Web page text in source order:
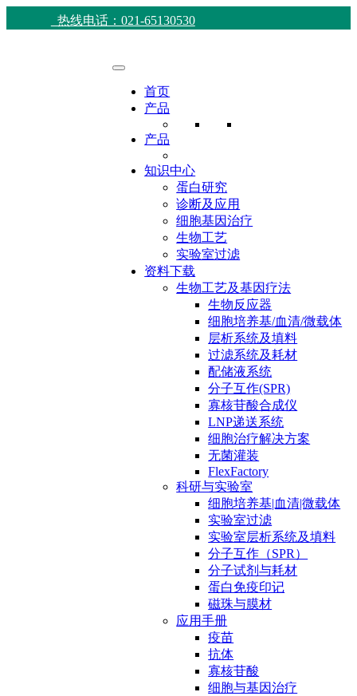
热线电话：021-65130530
首页
产品
产品
知识中心
蛋白研究
诊断及应用
细胞基因治疗
生物工艺
实验室过滤
资料下载
生物工艺及基因疗法
生物反应器
细胞培养基/血清/微载体
层析系统及填料
过滤系统及耗材
配储液系统
分子互作(SPR)
寡核苷酸合成仪
LNP递送系统
细胞治疗解决方案
无菌灌装
FlexFactory
科研与实验室
细胞培养基|血清|微载体
实验室过滤
实验室层析系统及填料
分子互作（SPR）
分子试剂与耗材
蛋白免疫印记
磁珠与膜材
应用手册
疫苗
抗体
寡核苷酸
细胞与基因治疗